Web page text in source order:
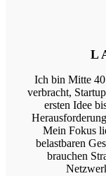
Ich bin Mitte 40
verbracht,
ersten Idee
Mein Fokus
belastbaren
brauchen